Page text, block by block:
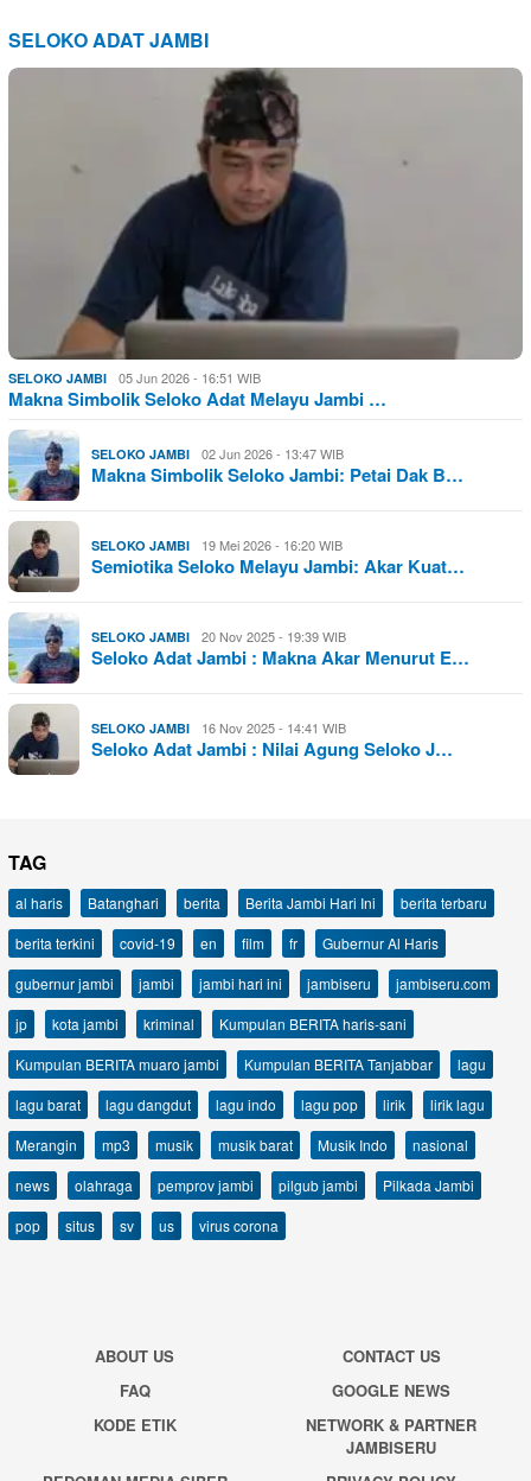
SELOKO ADAT JAMBI
SELOKO JAMBI 05 Jun 2026 - 16:51 WIB
Makna Simbolik Seloko Adat Melayu Jambi …
SELOKO JAMBI 02 Jun 2026 - 13:47 WIB
Makna Simbolik Seloko Jambi: Petai Dak B…
SELOKO JAMBI 19 Mei 2026 - 16:20 WIB
Semiotika Seloko Melayu Jambi: Akar Kuat…
SELOKO JAMBI 20 Nov 2025 - 19:39 WIB
Seloko Adat Jambi : Makna Akar Menurut E…
SELOKO JAMBI 16 Nov 2025 - 14:41 WIB
Seloko Adat Jambi : Nilai Agung Seloko J…
TAG
al haris Batanghari berita Berita Jambi Hari Ini
berita terbaru
berita terkini
covid-19 en film fr
Gubernur Al Haris
gubernur jambi
jambi jambi hari ini jambiseru
jambiseru.com
jp
kota jambi kriminal
Kumpulan BERITA haris-sani
Kumpulan BERITA muaro jambi
Kumpulan BERITA Tanjabbar
lagu
lagu barat
lagu dangdut lagu indo lagu pop lirik
lirik lagu
Merangin
mp3 musik musik barat Musik Indo
nasional
news
olahraga pemprov jambi pilgub jambi
Pilkada Jambi
pop
situs sv us virus corona
ABOUT US
CONTACT US
FAQ
GOOGLE NEWS
KODE ETIK
NETWORK & PARTNER
JAMBISERU